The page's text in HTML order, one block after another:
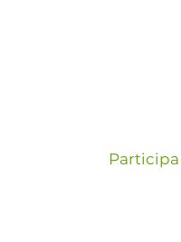
Participa